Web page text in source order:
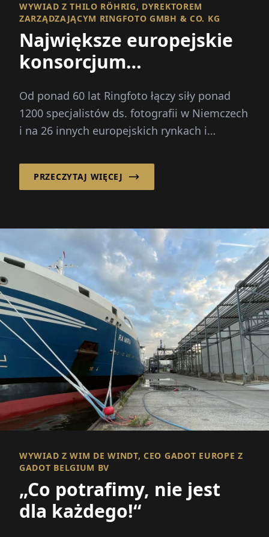
WYWIAD Z THILO RÖHRIG, DYREKTOREM
ZARZĄDZAJĄCYM RINGFOTO GMBH & CO. KG
Największe europejskie
konsorcjum
więcej
Od ponad 60 lat Ringfoto łączy siły ponad
1200 specjalistów ds. fotografii w Niemczech
i na 26 innych europejskich rynkach i
PRZECZYTAJ WIĘCEJ
WYWIAD Z WIM DE WINDT, CEO GADOT EUROPE Z
GADOT BELGIUM BV
„Co potrafimy, nie jest
dla każdego!“